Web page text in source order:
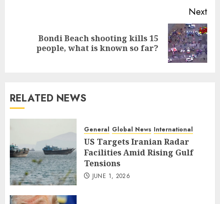
Next
Bondi Beach shooting kills 15
people, what is known so far?
RELATED NEWS
General Global News International
US Targets Iranian Radar
Facilities Amid Rising Gulf
Tensions
JUNE 1, 2026